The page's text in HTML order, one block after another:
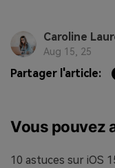
Caroline
Aug 15, 25
Partager l'article:
Vous pouvez
10 astuces sur iOS